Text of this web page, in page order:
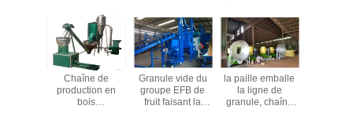
Chaîne de
production en
bois
Granule vide du
groupe EFB de
fruit faisant la
la paille emballe
la ligne de
granule, chaîne